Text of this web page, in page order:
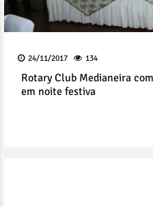
24/11/2017 134
Rotary Club Medianeira
em noite festiva